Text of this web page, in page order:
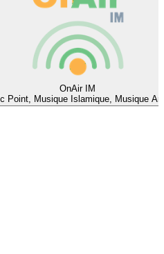
OnAir IM
Point, Musique Islamique, Musique